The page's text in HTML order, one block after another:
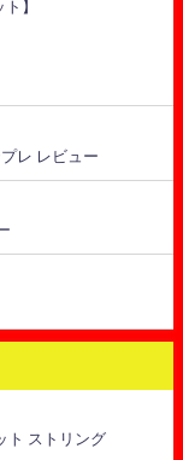
】
レ レビュー
ト ストリング